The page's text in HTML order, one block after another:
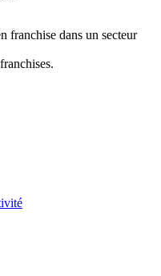
franchise dans un secteur